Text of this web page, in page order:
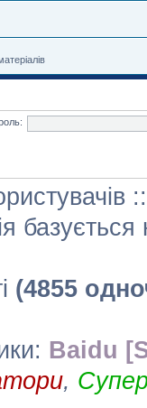
базується
(4855
Baidu
,